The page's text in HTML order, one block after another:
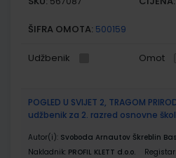
ŠIFRA OMOTA: 500159
Udžbenik Omot
POGLED U SVIJET 2, TRAGOM
udžbenik za 2. razred osnovne
Autor(i): Svoboda Arnautov Škreblin
Nakladnik: PROFIL KLETT d.o.o.